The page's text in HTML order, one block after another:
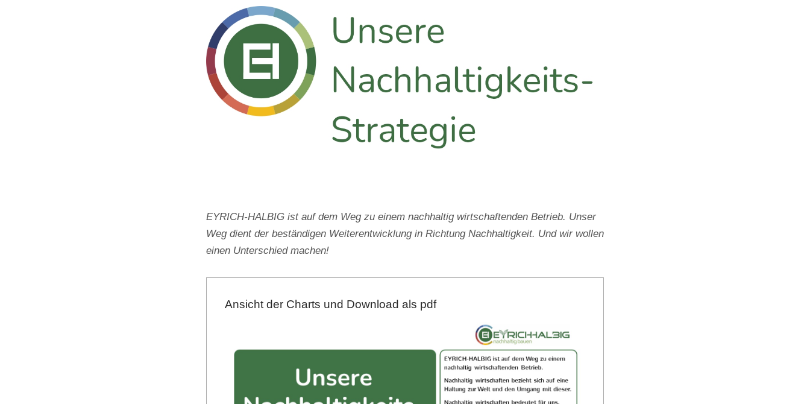
EYRICH-HALBIG ist auf dem Weg zu einem nachhaltig wirtschaftenden Betrieb. Unser
Weg dient der beständigen Weiterentwicklung in Richtung Nachhaltigkeit. Und wir wollen
einen Unterschied machen!
Ansicht der Charts und Download als pdf